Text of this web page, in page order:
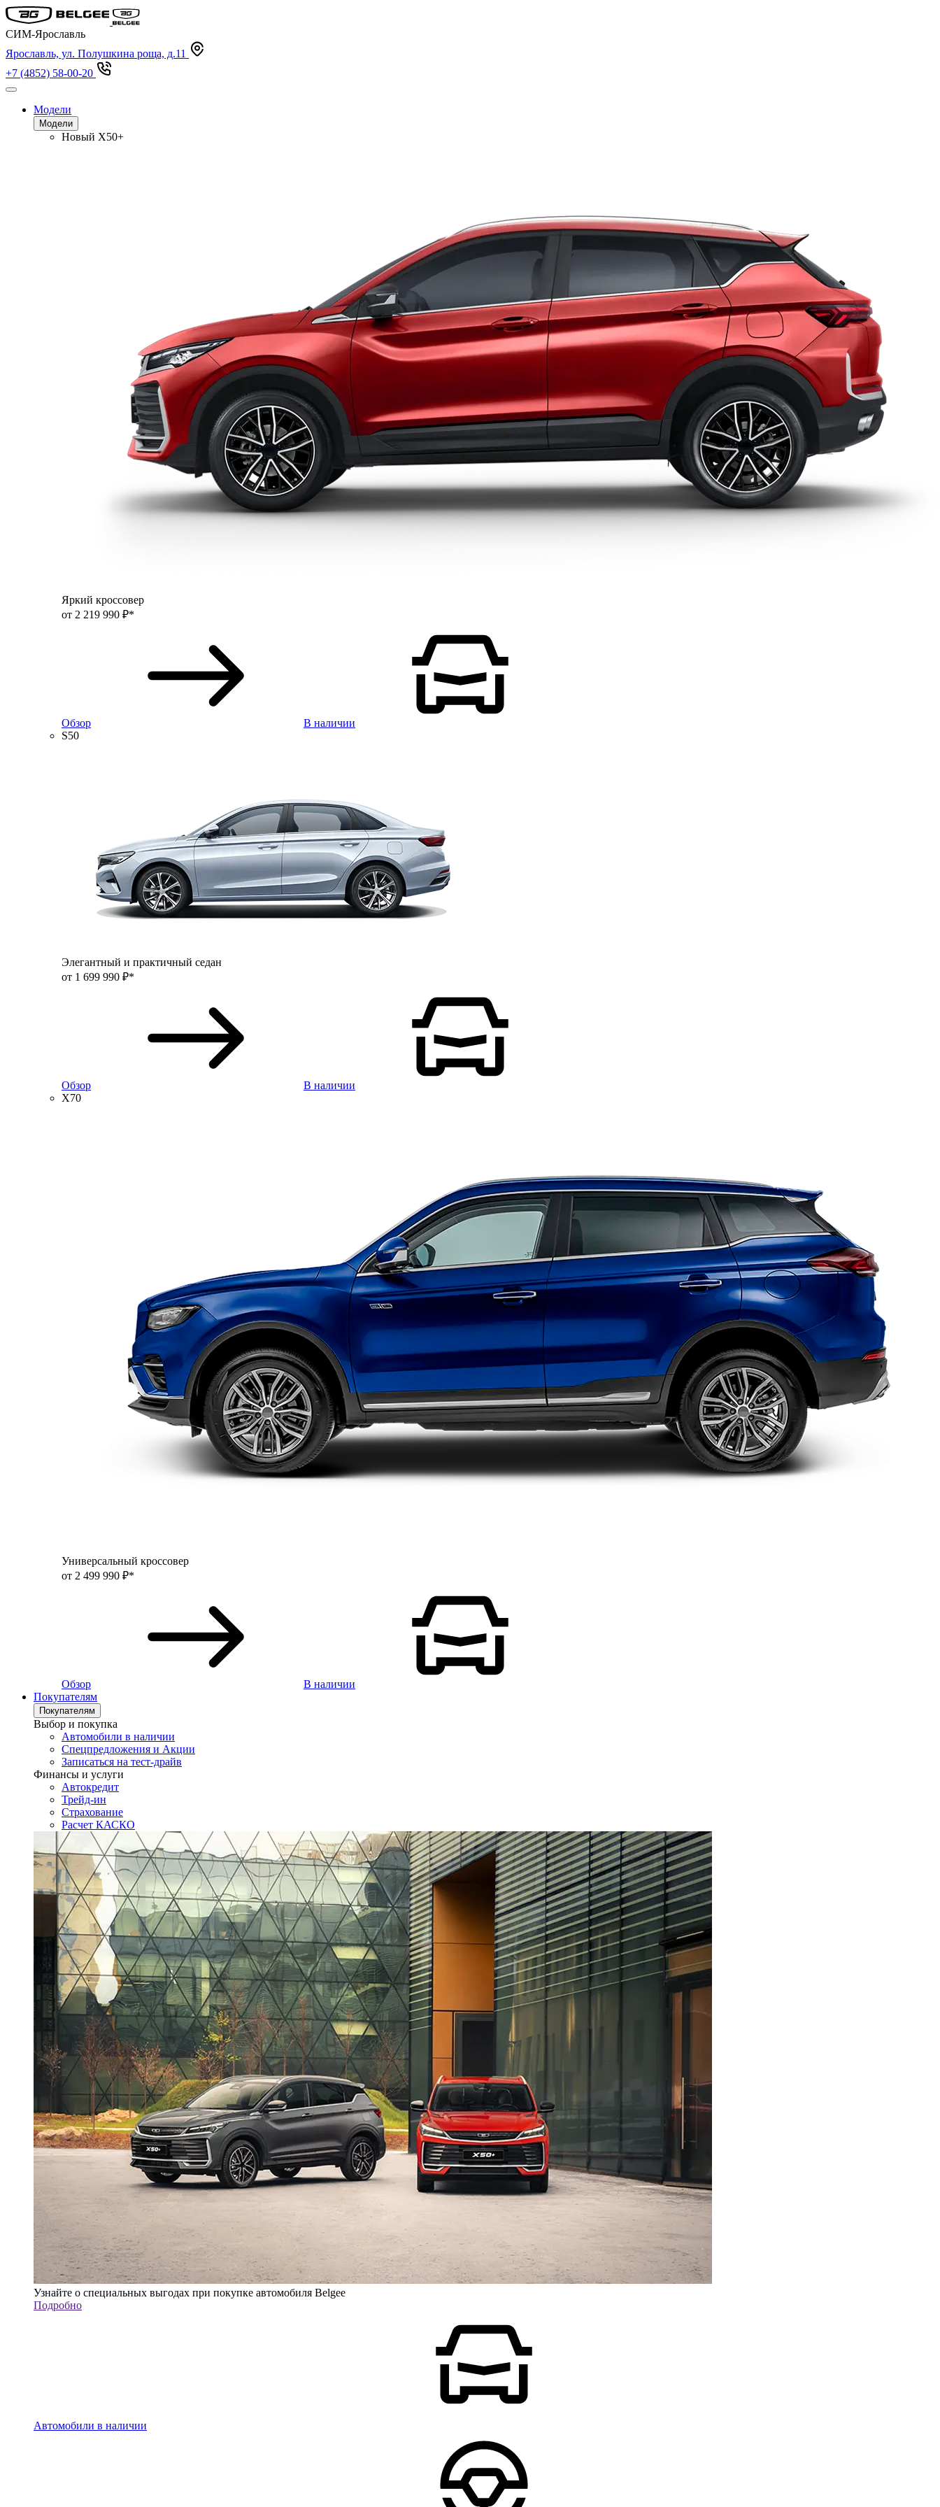
СИМ-Ярославль
Ярославль, ул. Полушкина роща, д.11
+7 (4852) 58-00-20
Модели
Модели
Новый X50+
Яркий кроссовер
от 2 219 990 ₽*
Обзор
В наличии
S50
Элегантный и практичный седан
от 1 699 990 ₽*
Обзор
В наличии
X70
Универсальный кроссовер
от 2 499 990 ₽*
Обзор
В наличии
Покупателям
Покупателям
Выбор и покупка
Автомобили в наличии
Спецпредложения и Акции
Записаться на тест-драйв
Финансы и услуги
Автокредит
Трейд-ин
Страхование
Расчет КАСКО
Узнайте о специальных выгодах при покупке автомобиля Belgee
Подробно
Автомобили в наличии